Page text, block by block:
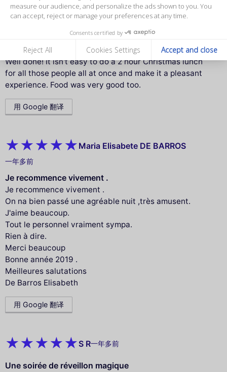
measure our audience, and personalize the ads shown to you. You
can accept, reject or manage your preferences at any time.
Consents certified by
Reject All Cookies Settings Accept and close
Well done
Well done! It isn't easy to do a 2 hour Christmas lunch
for all those people all at once and make it a pleasant
experience. Food was very good too.
用 Google 翻译
Maria Elisabete DE BARROS
一年多前
Je recommence vivement .
Je recommence vivement .
On na bien passé une agréable nuit ,très amusent.
J'aime beaucoup.
Tout le personnel vraiment sympa.
Rien à dire.
Merci beaucoup
Bonne année 2019 .
Meilleures salutations
De Barros Elisabeth
用 Google 翻译
S R一年多前
Une soirée de réveillon magique